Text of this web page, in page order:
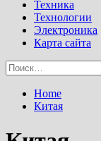
Техника
Технологии
Электроника
Карта сайта
Найти:
Home
Китая